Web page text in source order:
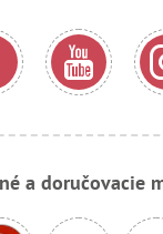
a doručovacie